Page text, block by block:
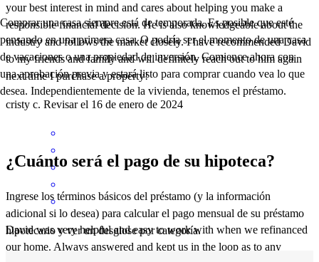
your best interest in mind and cares about helping you make a
responsible financial decision. He is also knowledgeable about the
industry and follows the market closely. I have recommended David
to my friends and family and will definitely reach out to him again
next time I purchase a property!
cristy c. Revisar el 16 de enero de 2024
David was very helpful and easy to work with when we refinanced
our home. Always answered and kept us in the loop as to any
Comprar una casa siempre está de temporada. Es posible que esté
pensando en una primera casa. O podría ser el momento de una casa
de vacaciones o una propiedad de inversión. Comience ahora con
una aprobación previa y estará listo para comprar cuando vea lo que
desea. Independientemente de la vivienda, tenemos el préstamo.
¿Cuánto será el pago de su hipoteca?
Ingrese los términos básicos del préstamo (y la información
adicional si lo desea) para calcular el pago mensual de su préstamo
hipotecario y ver un desglose por categoría.